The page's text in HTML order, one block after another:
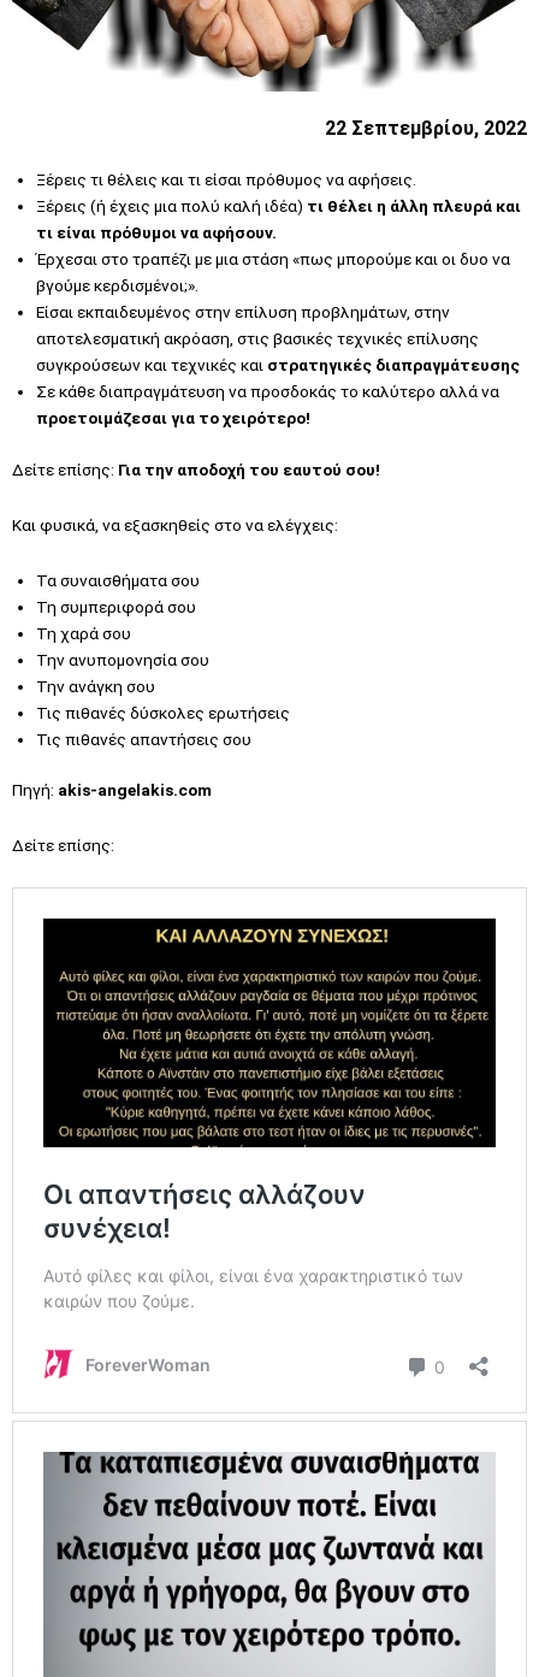
22 Σεπτεμβρίου, 2022
Ξέρεις τι θέλεις και τι είσαι πρόθυμος να αφήσεις.
Ξέρεις (ή έχεις μια πολύ καλή ιδέα) τι θέλει η άλλη πλευρά και
τι είναι πρόθυμοι να αφήσουν.
Έρχεσαι στο τραπέζι με μια στάση «πως μπορούμε και οι δυο να
βγούμε κερδισμένοι;».
Είσαι εκπαιδευμένος στην επίλυση προβλημάτων, στην
αποτελεσματική ακρόαση, στις βασικές τεχνικές επίλυσης
συγκρούσεων και τεχνικές και στρατηγικές διαπραγμάτευσης
Σε κάθε διαπραγμάτευση να προσδοκάς το καλύτερο αλλά να
προετοιμάζεσαι για το χειρότερο!
Δείτε επίσης: Για την αποδοχή του εαυτού σου!
Και φυσικά, να εξασκηθείς στο να ελέγχεις:
Τα συναισθήματα σου
Τη συμπεριφορά σου
Τη χαρά σου
Την ανυπομονησία σου
Την ανάγκη σου
Τις πιθανές δύσκολες ερωτήσεις
Τις πιθανές απαντήσεις σου
Πηγή: akis-angelakis.com
Δείτε επίσης: